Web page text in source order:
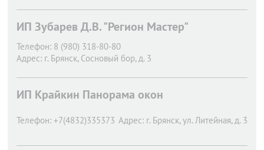
ИП Зубарев Д.В. "Регион Мастер"
Телефон: 8 (980) 318-80-80
Адрес: г. Брянск, Сосновый бор, д. 3
ИП Крайкин Панорама окон
Телефон: +7(4832)335373 Адрес: г. Брянск, ул. Литейная, д. 3